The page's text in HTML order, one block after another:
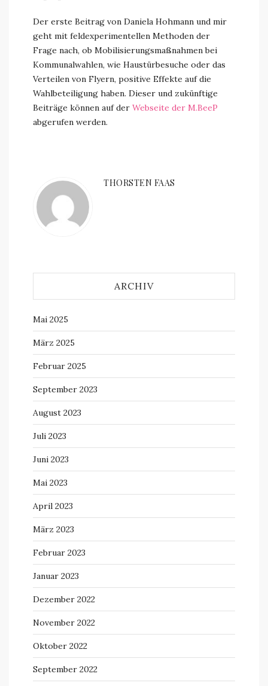
Der erste Beitrag von Daniela Hohmann und mir
geht mit feldexperimentellen Methoden der
Frage nach, ob Mobilisierungsmaßnahmen bei
Kommunalwahlen, wie Haustürbesuche oder das
Verteilen von Flyern, positive Effekte auf die
Wahlbeteiligung haben. Dieser und zukünftige
Beiträge können auf der Webseite der M.BeeP
abgerufen werden.
THORSTEN FAAS
ARCHIV
Mai 2025
März 2025
Februar 2025
September 2023
August 2023
Juli 2023
Juni 2023
Mai 2023
April 2023
März 2023
Februar 2023
Januar 2023
Dezember 2022
November 2022
Oktober 2022
September 2022